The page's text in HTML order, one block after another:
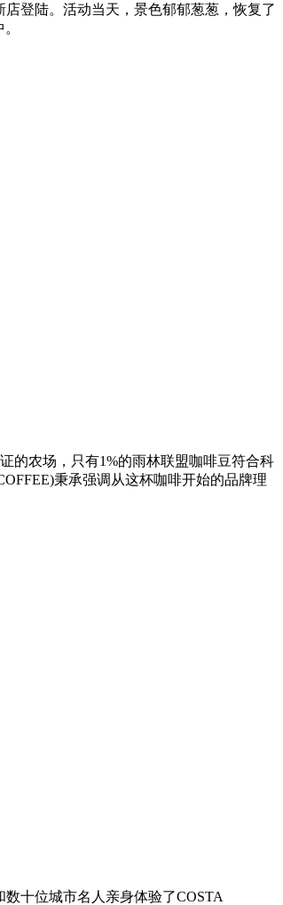
登陆。活动当天，景色郁郁葱葱，恢复了
的农场，只有1%的雨林联盟咖啡豆符合科
秉承强调从这杯咖啡开始的品牌理
十位城市名人亲身体验了COSTA